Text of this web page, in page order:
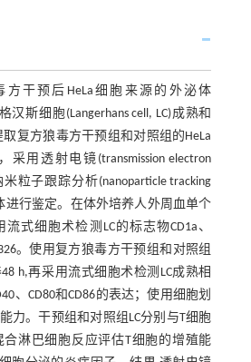
方干预后HeLa细胞来源的外泌体
汉斯细胞(Langerhans cell, LC)成熟和
复方狼毒方干预组和对照组的HeLa
用透射电镜(transmission electron
米粒子跟踪分析(nanoparticle tracking
进行鉴定。在体外培养人外周血单个
式细胞术检测LC的标志物CD1a、
。使用复方狼毒方干预组和对照组
h,再采用流式细胞术检测LC成熟相
、CD80和CD86的表达；使用细胞划
力。干预组和对照组LC分别与T细胞
合淋巴细胞反应评估T细胞的增殖能